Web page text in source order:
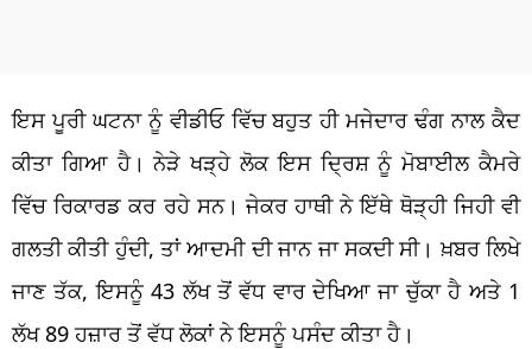
ਇਸ ਪੂਰੀ ਘਟਨਾ ਨੂੰ ਵੀਡੀਓ ਵਿੱਚ ਬਹੁਤ ਹੀ ਮਜੇਦਾਰ ਢੰਗ ਨਾਲ ਕੈਦ
ਕੀਤਾ ਗਿਆ ਹੈ। ਨੇੜੇ ਖੜ੍ਹੇ ਲੋਕ ਇਸ ਦ੍ਰਿਸ਼ ਨੂੰ ਮੋਬਾਈਲ ਕੈਮਰੇ
ਵਿੱਚ ਰਿਕਾਰਡ ਕਰ ਰਹੇ ਸਨ। ਜੇਕਰ ਹਾਥੀ ਨੇ ਇੱਥੇ ਥੋੜ੍ਹੀ ਜਿਹੀ ਵੀ
ਗਲਤੀ ਕੀਤੀ ਹੁੰਦੀ, ਤਾਂ ਆਦਮੀ ਦੀ ਜਾਨ ਜਾ ਸਕਦੀ ਸੀ। ਖ਼ਬਰ ਲਿਖੇ
ਜਾਣ ਤੱਕ, ਇਸਨੂੰ 43 ਲੱਖ ਤੋਂ ਵੱਧ ਵਾਰ ਦੇਖਿਆ ਜਾ ਚੁੱਕਾ ਹੈ ਅਤੇ 1
ਲੱਖ 89 ਹਜ਼ਾਰ ਤੋਂ ਵੱਧ ਲੋਕਾਂ ਨੇ ਇਸਨੂੰ ਪਸੰਦ ਕੀਤਾ ਹੈ।